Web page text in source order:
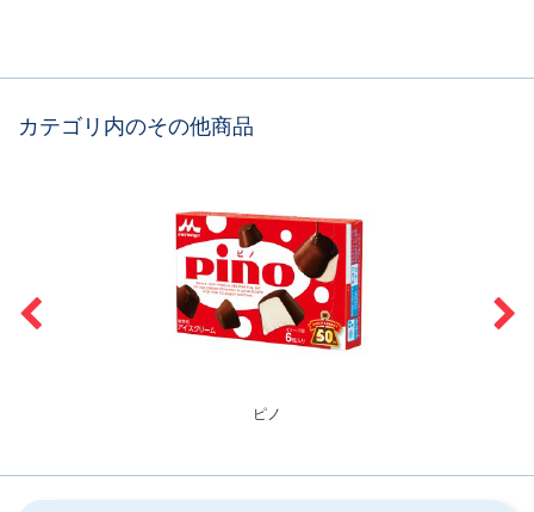
カテゴリ内のその他商品
ピノ